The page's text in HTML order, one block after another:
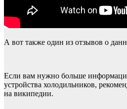
А вот также один из отзывов о
Если вам нужно больше
устройства холодильников,
на википедии.